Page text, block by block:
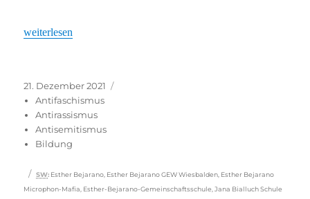
„Esther Bejarano als Namensgeberin“
weiterlesen
Veröffentlicht
am
21. Dezember 2021
Antifaschismus
Antirassismus
Antisemitismus
Bildung
Schlagwörter
SW: Esther Bejarano, Esther Bejarano GEW Wiesbalden, Esther Bejarano
Microphon-Mafia, Esther-Bejarano-Gemeinschaftsschule,Jana Bialluch Schule